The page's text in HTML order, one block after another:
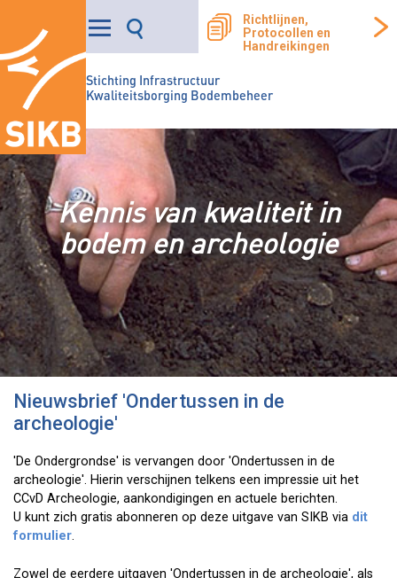
Stichting Infrastructuur
Kwaliteitsborging Bodembeheer
Richtlijnen,
Protocollen en
Handreikingen
Kennis van kwaliteit in
bodem en archeologie
Nieuwsbrief 'Ondertussen in de
archeologie'
'De Ondergrondse' is vervangen door 'Ondertussen in de
archeologie'. Hierin verschijnen telkens een impressie uit het
CCvD Archeologie, aankondigingen en actuele berichten.
U kunt zich gratis abonneren op deze uitgave van SIKB via dit
formulier.
Zowel de eerdere uitgaven 'Ondertussen in de archeologie', als